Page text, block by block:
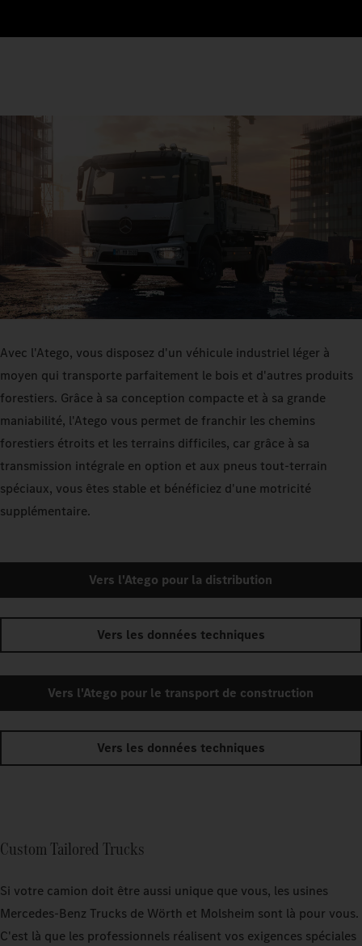
Avec l'Atego, vous disposez d'un véhicule industriel léger à
moyen qui transporte parfaitement le bois et d'autres produits
forestiers. Grâce à sa conception compacte et à sa grande
maniabilité, l'Atego vous permet de franchir les chemins
forestiers étroits et les terrains difficiles, car grâce à sa
transmission intégrale en option et aux pneus tout-terrain
spéciaux, vous êtes stable et bénéficiez d'une motricité
supplémentaire.
Vers l'Atego pour la distribution
Vers les données techniques
Vers l'Atego pour le transport de construction
Vers les données techniques
Custom Tailored Trucks
Si votre camion doit être aussi unique que vous, les usines
Mercedes‑Benz Trucks de Wörth et Molsheim sont là pour vous.
C'est là que les professionnels réalisent vos exigences spéciales